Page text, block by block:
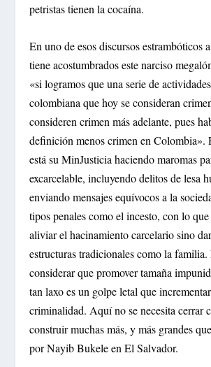
petristas tienen la cocaína.
En uno de esos discursos estrambóticos
tiene acostumbrados este narciso
«si logramos que una serie de
colombiana que hoy se consideran
consideren crimen más adelante, pues
definición menos crimen en Colombia».
está su MinJusticia haciendo maromas
excarcelable, incluyendo delitos de lesa
enviando mensajes equívocos a la
tipos penales como el incesto, con lo que
aliviar el hacinamiento carcelario sino
estructuras tradicionales como la familia.
considerar que promover tamaña
tan laxo es un golpe letal que
criminalidad. Aquí no se necesita cerrar
construir muchas más, y más grandes
por Nayib Bukele en El Salvador.